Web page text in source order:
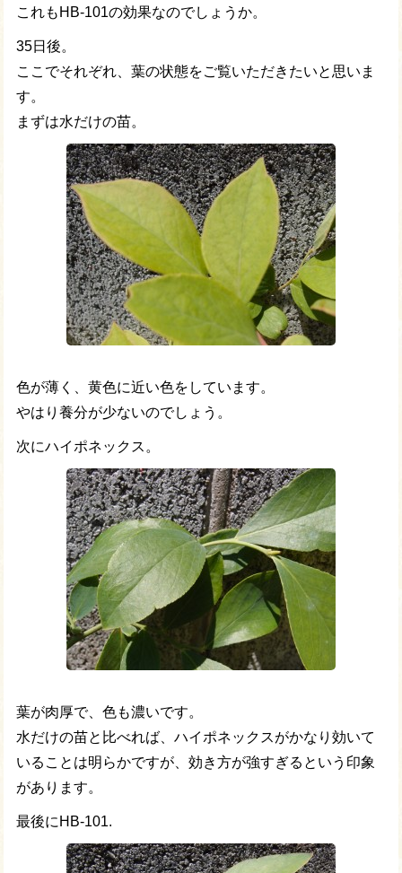
これもHB-101の効果なのでしょうか。
35日後。
ここでそれぞれ、葉の状態をご覧いただきたいと思いま
す。
まずは水だけの苗。
色が薄く、黄色に近い色をしています。
やはり養分が少ないのでしょう。
次にハイポネックス。
葉が肉厚で、色も濃いです。
水だけの苗と比べれば、ハイポネックスがかなり効いて
いることは明らかですが、効き方が強すぎるという印象
があります。
最後にHB-101.